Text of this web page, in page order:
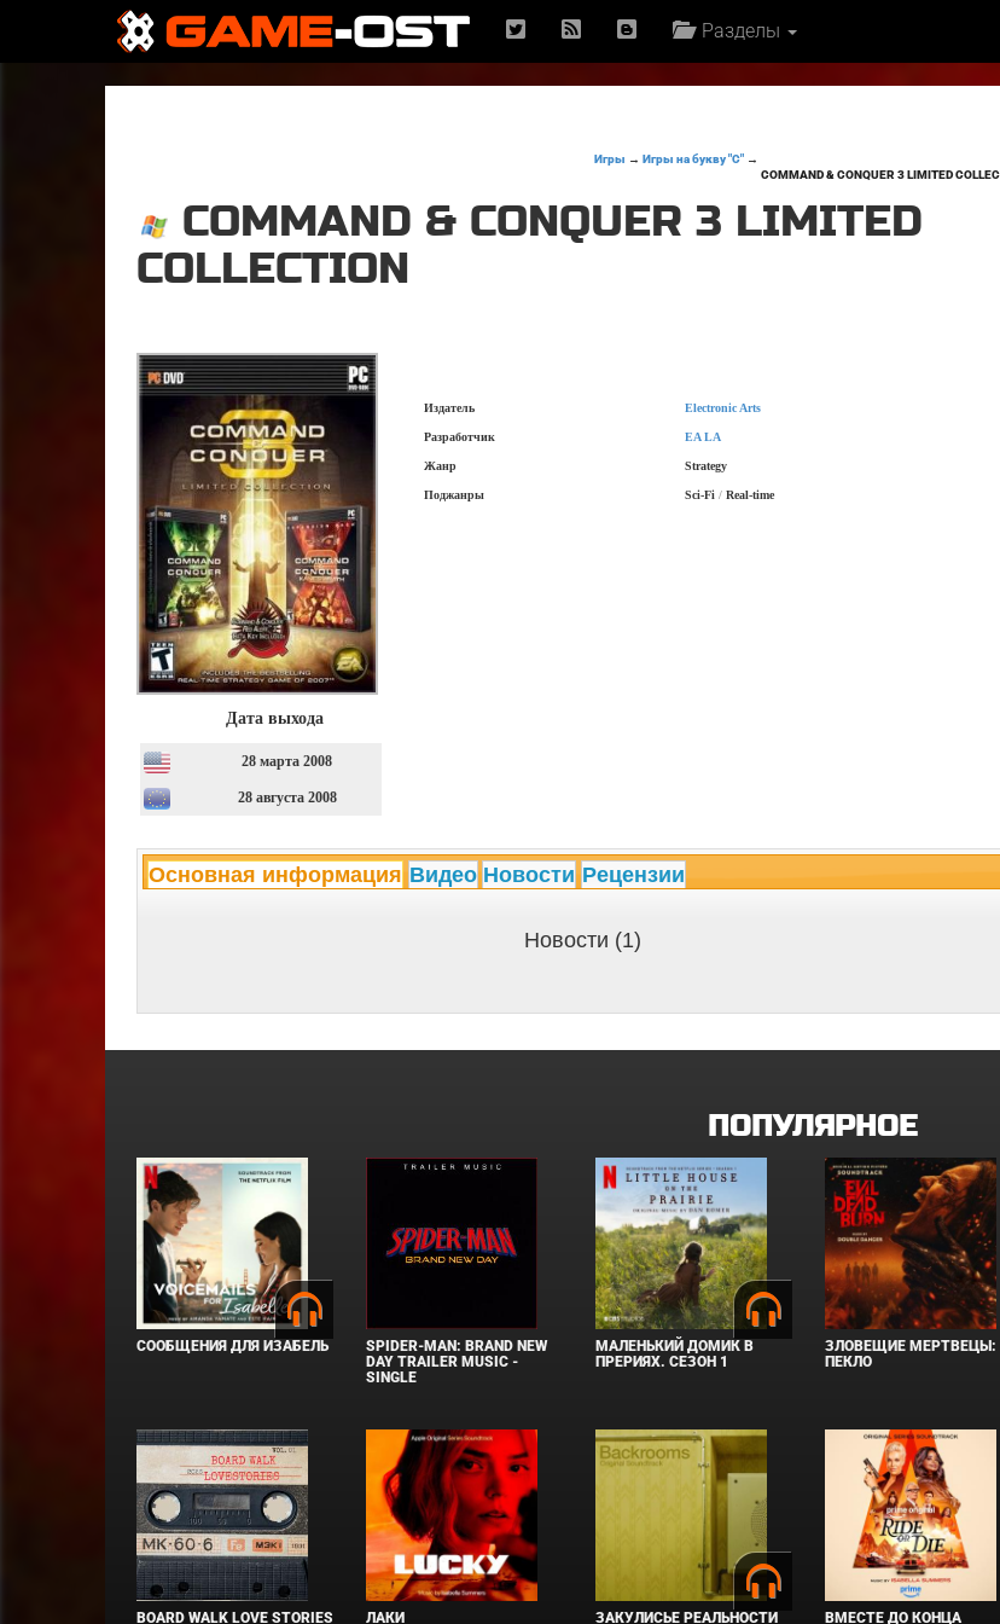
Разделы
Игры → Игры на букву "C"→
COMMAND & CONQUER 3 LIMITED
COMMAND & CONQUER 3 LIMITED
COLLECTION
Дата выхода
28 марта 2008
28 августа 2008
Издатель Electronic Arts
Разработчик EA LA
Жанр Strategy
Поджанры Sci-Fi/ Real-time
Основная информация Видео Новости Рецензии
Новости (1)
ПОПУЛЯРНОЕ
СООБЩЕНИЯ ДЛЯ ИЗАБЕЛЬ
SPIDER-MAN: BRAND NEW
DAY TRAILER MUSIC -
SINGLE
МАЛЕНЬКИЙ ДОМИК В
ПРЕРИЯХ. СЕЗОН 1
ЗЛОВЕЩИЕ МЕРТВЕЦЫ:
ПЕКЛО
BOARD WALK LOVE STORIES ЛАКИ ЗАКУЛИСЬЕ РЕАЛЬНОСТИ ВМЕСТЕ ДО КОНЦА